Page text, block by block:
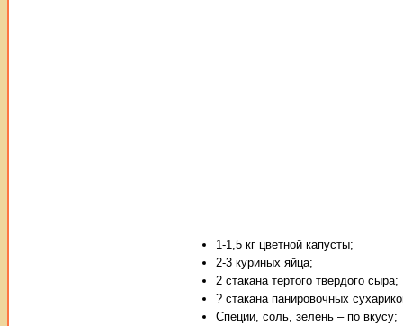
1-1,5 кг цветной капусты;
2-3 куриных яйца;
2 стакана тертого твердого сыра;
? стакана панировочных
Специи, соль, зелень – по вкусу;